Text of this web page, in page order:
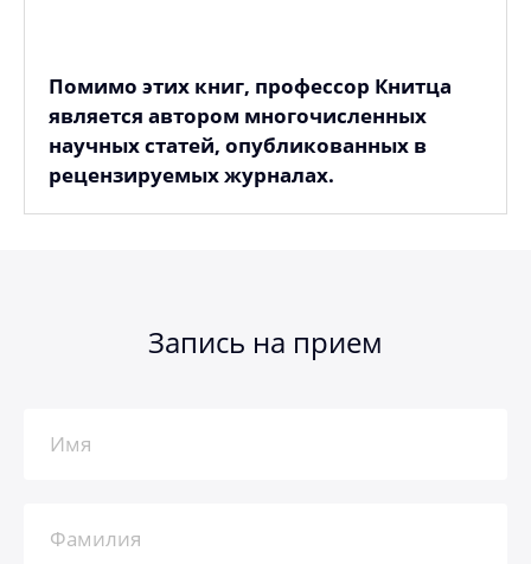
Помимо этих книг, профессор Книтца
является автором многочисленных
научных статей, опубликованных в
рецензируемых журналах.
Запись на прием